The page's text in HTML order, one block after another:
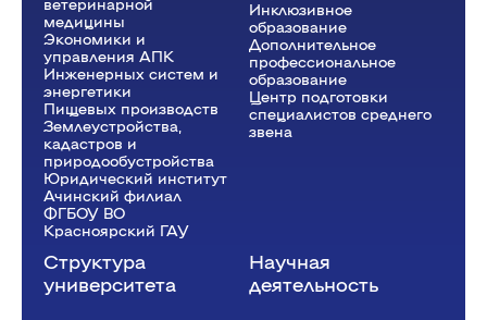
Демьяненко Т.Н.А-35-24o
ветеринарной
медицины
Экономики и
управления АПК
Инженерных систем и
энергетики
Пищевых производств
Землеустройства,
кадастров и
природообустройства
Юридический институт
Ачинский филиал
ФГБОУ ВО
Красноярский ГАУ
Инклюзивное
образование
Дополнительное
профессиональное
образование
Центр подготовки
специалистов среднего
звена
Структура
университета
Научная
деятельность